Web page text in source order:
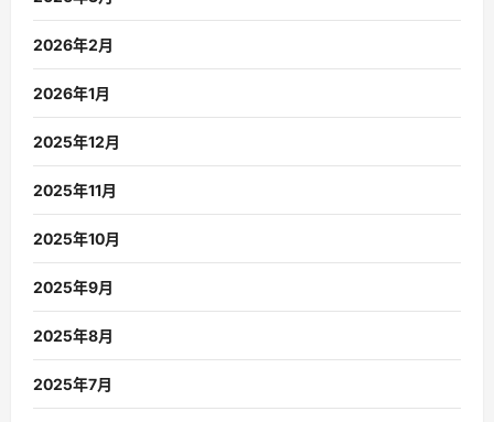
2026年2月
2026年1月
2025年12月
2025年11月
2025年10月
2025年9月
2025年8月
2025年7月